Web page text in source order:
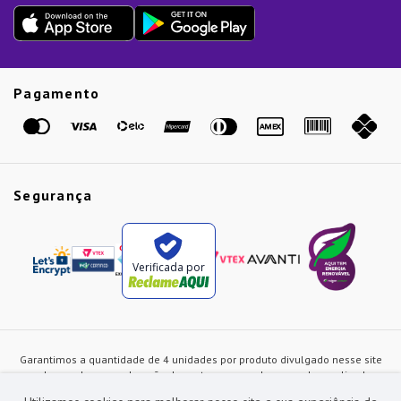
Presente de Natal
Pagamento
Segurança
Verificada por
Garantimos a quantidade de 4 unidades por produto divulgado nesse site
ou de acordo com a duração dos estoques, sendo as vendas realizadas